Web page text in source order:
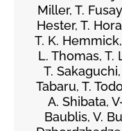
Miller, T.
Hester, T.
T. K.
L. Thomas, T.
T.
Tabaru, T.
A. Shibata,
Baublis, V.